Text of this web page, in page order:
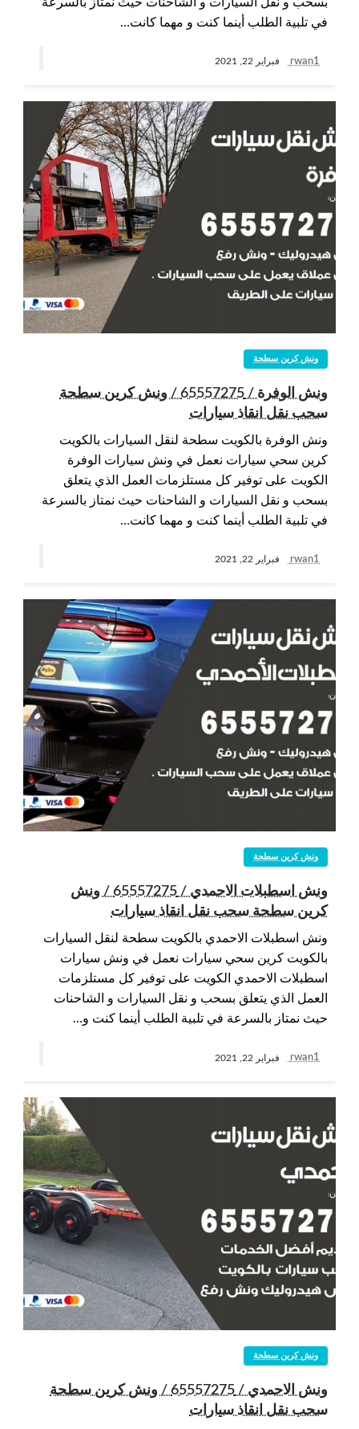
في تلبية الطلب أينما كنت و مهما كانت…
rwan1 فبراير 22, 2021
ونش كرين سطحة
ونش الوفرة / 65557275 / ونش كرين سطحة
سحب نقل انقاذ سيارات
ونش الوفرة بالكويت سطحة لنقل السيارات بالكويت
كرين سحي سيارات نعمل في ونش سيارات الوفرة
الكويت على توفير كل مستلزمات العمل الذي يتعلق
بسحب و نقل السيارات و الشاحنات حيث نمتاز بالسرعة
في تلبية الطلب أينما كنت و مهما كانت…
rwan1 فبراير 22, 2021
ونش كرين سطحة
ونش اسطبلات الاحمدي / 65557275 / ونش
كرين سطحة سحب نقل انقاذ سيارات
ونش اسطبلات الاحمدي بالكويت سطحة لنقل السيارات
بالكويت كرين سحي سيارات نعمل في ونش سيارات
اسطبلات الاحمدي الكويت على توفير كل مستلزمات
العمل الذي يتعلق بسحب و نقل السيارات و الشاحنات
حيث نمتاز بالسرعة في تلبية الطلب أينما كنت و…
rwan1 فبراير 22, 2021
ونش كرين سطحة
ونش الاحمدي / 65557275 / ونش كرين سطحة
سحب نقل انقاذ سيارات